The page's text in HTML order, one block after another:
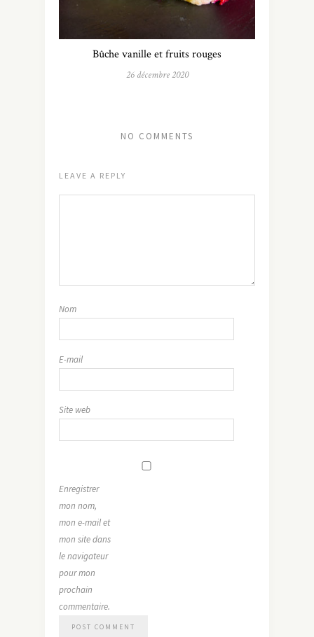
Bûche vanille et fruits rouges
26 décembre 2020
NO COMMENTS
LEAVE A REPLY
Nom
E-mail
Site web
Enregistrer
mon nom,
mon e-mail et
mon site dans
le navigateur
pour mon
prochain
commentaire.